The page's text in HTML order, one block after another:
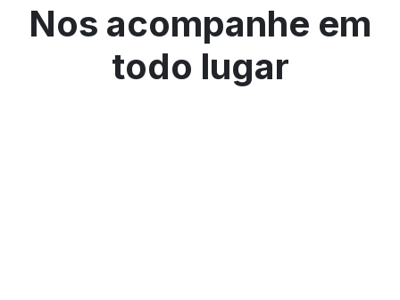
Nos acompanhe em
todo lugar